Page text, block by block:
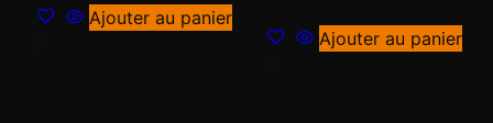
Ajouter au panier
Ajouter au panier